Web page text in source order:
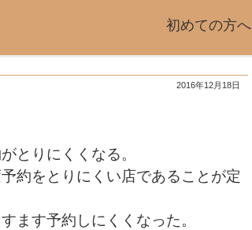
初めての方へ
2016年12月18日
とりにくくなる。
約をとりにくい店であることが定
ます予約しにくくなった。